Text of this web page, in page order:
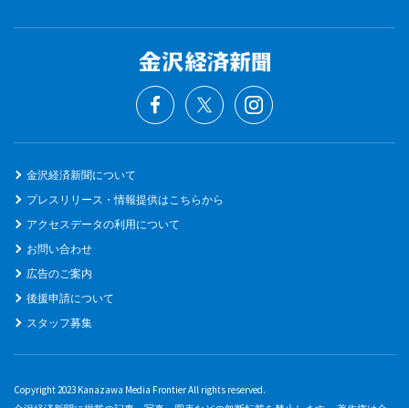
金沢経済新聞について
プレスリリース・情報提供はこちらから
アクセスデータの利用について
お問い合わせ
広告のご案内
後援申請について
スタッフ募集
Copyright 2023 Kanazawa Media Frontier All rights reserved.